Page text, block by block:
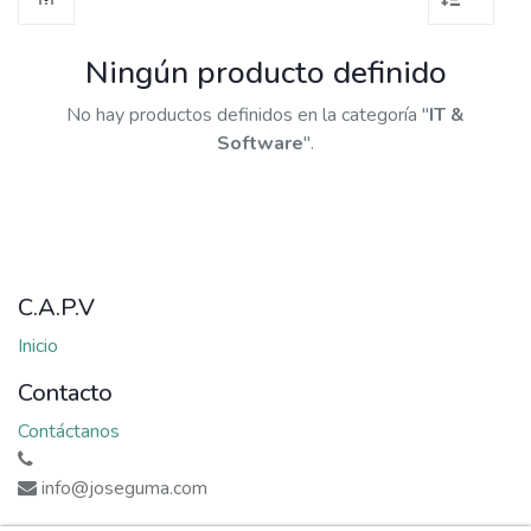
Ningún producto definido
No hay productos definidos en la categoría "IT &
Software".
C.A.P.V
Inicio
Contacto
Contáctanos
info@joseguma.com